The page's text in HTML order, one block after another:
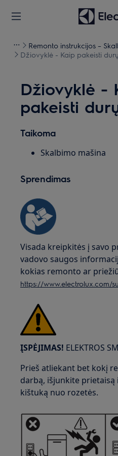
Remonto instrukcijos –
Džiovyklė - Kaip pakeisti
Džiovyklė -
pakeisti
Taikoma
Skalbimo mašina
Sprendimas
Visada kreipkitės į savo
vadovo saugos
kokias remonto ar
https://www.electrolux.com/
ĮSPĖJIMAS! ELEKTROS
Prieš atliekant bet kokį
darbą, išjunkite
kištuką nuo rozetės.